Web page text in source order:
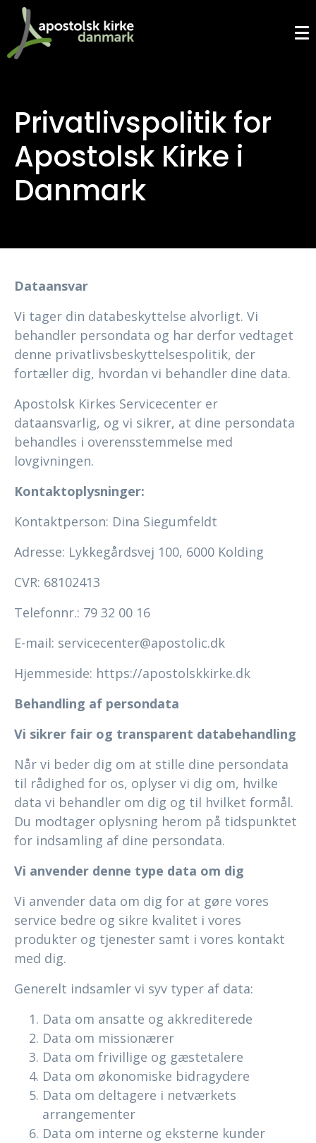
Privatlivspolitik for
Apostolsk Kirke i
Danmark
Dataansvar
Vi tager din databeskyttelse alvorligt. Vi
behandler persondata og har derfor vedtaget
denne privatlivsbeskyttelsespolitik, der
fortæller dig, hvordan vi behandler dine data.
Apostolsk Kirkes Servicecenter er
dataansvarlig, og vi sikrer, at dine persondata
behandles i overensstemmelse med
lovgivningen.
Kontaktoplysninger:
Kontaktperson: Dina Siegumfeldt
Adresse: Lykkegårdsvej 100, 6000 Kolding
CVR: 68102413
Telefonnr.: 79 32 00 16
E-mail: servicecenter@apostolic.dk
Hjemmeside: https://apostolskkirke.dk
Behandling af persondata
Vi sikrer fair og transparent databehandling
Når vi beder dig om at stille dine persondata
til rådighed for os, oplyser vi dig om, hvilke
data vi behandler om dig og til hvilket formål.
Du modtager oplysning herom på tidspunktet
for indsamling af dine persondata.
Vi anvender denne type data om dig
Vi anvender data om dig for at gøre vores
service bedre og sikre kvalitet i vores
produkter og tjenester samt i vores kontakt
med dig.
Generelt indsamler vi syv typer af data:
Data om ansatte og akkrediterede
Data om missionærer
Data om frivillige og gæstetalere
Data om økonomiske bidragydere
Data om deltagere i netværkets
arrangementer
Data om interne og eksterne kunder